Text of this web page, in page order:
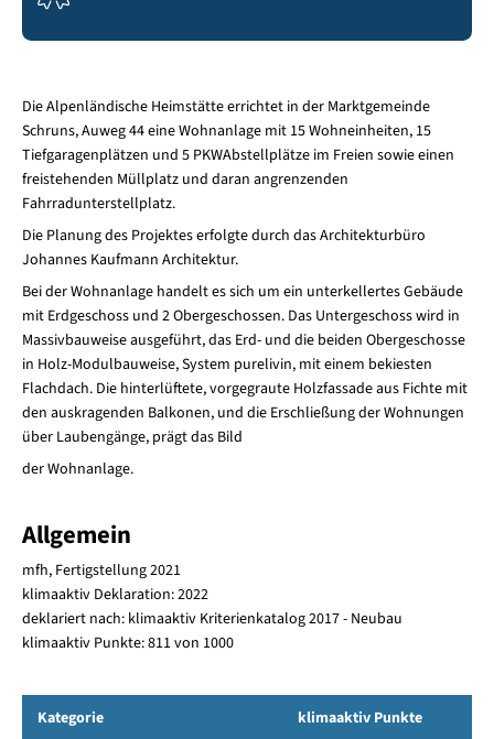
Die Alpenländische Heimstätte errichtet in der Marktgemeinde
Schruns, Auweg 44 eine Wohnanlage mit 15 Wohneinheiten, 15
Tiefgaragenplätzen und 5 PKWAbstellplätze im Freien sowie einen
freistehenden Müllplatz und daran angrenzenden
Fahrradunterstellplatz.
Die Planung des Projektes erfolgte durch das Architekturbüro
Johannes Kaufmann Architektur.
Bei der Wohnanlage handelt es sich um ein unterkellertes Gebäude
mit Erdgeschoss und 2 Obergeschossen. Das Untergeschoss wird in
Massivbauweise ausgeführt, das Erd- und die beiden Obergeschosse
in Holz-Modulbauweise, System purelivin, mit einem bekiesten
Flachdach. Die hinterlüftete, vorgegraute Holzfassade aus Fichte mit
den auskragenden Balkonen, und die Erschließung der Wohnungen
über Laubengänge, prägt das Bild
der Wohnanlage.
Allgemein
mfh, Fertigstellung 2021
klimaaktiv Deklaration: 2022
deklariert nach: klimaaktiv Kriterienkatalog 2017 - Neubau
klimaaktiv Punkte: 811 von 1000
Kategorie klimaaktiv Punkte